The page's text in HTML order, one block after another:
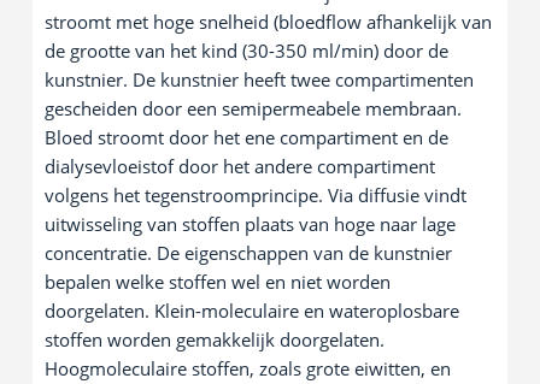
stroomt met hoge snelheid (bloedflow afhankelijk van
de grootte van het kind (30-350 ml/min) door de
kunstnier. De kunstnier heeft twee compartimenten
gescheiden door een semipermeabele membraan.
Bloed stroomt door het ene compartiment en de
dialysevloeistof door het andere compartiment
volgens het tegenstroomprincipe. Via diffusie vindt
uitwisseling van stoffen plaats van hoge naar lage
concentratie. De eigenschappen van de kunstnier
bepalen welke stoffen wel en niet worden
doorgelaten. Klein-moleculaire en wateroplosbare
stoffen worden gemakkelijk doorgelaten.
Hoogmoleculaire stoffen, zoals grote eiwitten, en